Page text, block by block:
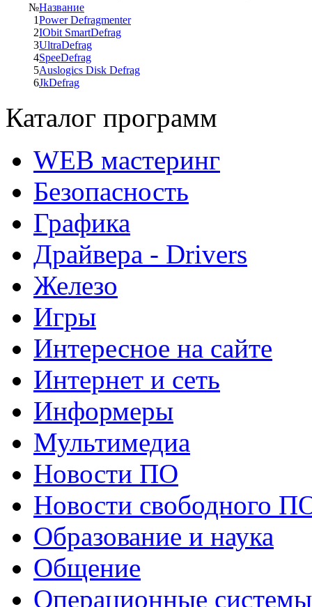
№Название
1Power Defragmenter
2IObit SmartDefrag
3UltraDefrag
4SpeeDefrag
5Auslogics Disk Defrag
6JkDefrag
Каталог программ
WEB мастеринг
Безопасность
Графика
Драйвера - Drivers
Железо
Игры
Интересное на сайте
Интернет и сеть
Информеры
Мультимедиа
Новости ПО
Новости свободного
Образование и наука
Общение
Операционные системы